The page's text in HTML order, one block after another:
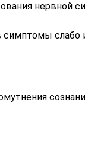
нервной
симптомы